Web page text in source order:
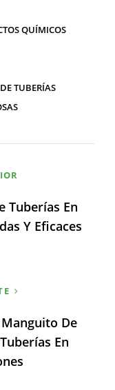
QUÍMICOS
TUBERÍAS
Tuberías En
Y Eficaces
De
En